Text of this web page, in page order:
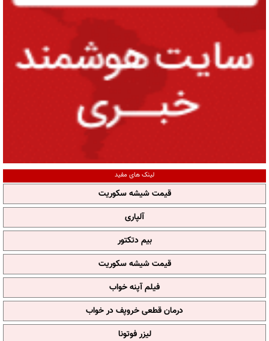
لینک های مفید
قیمت شیشه سکوریت
آلپاری
بیم دتکتور
قیمت شیشه سکوریت
فیلم آپنه خواب
درمان قطعی خروپف در خواب
لیزر فوتونا